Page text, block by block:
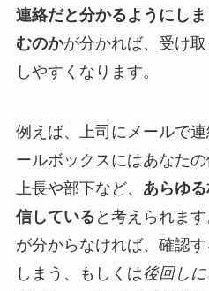
連絡だと分かるようにしま
むのかが分かれば、受け
しやすくなります。
例えば、上司にメールで
ールボックスにはあなた
上長や部下など、 あらゆ
信している と考えられま
が分からなければ、確認
しまう、もしくは後回し